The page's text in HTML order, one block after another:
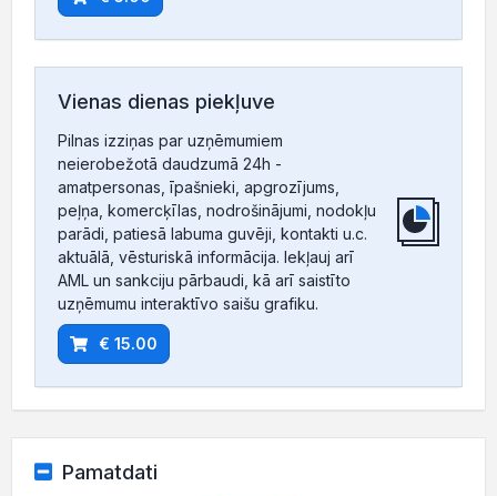
Vienas dienas piekļuve
Pilnas izziņas par uzņēmumiem
neierobežotā daudzumā 24h -
amatpersonas, īpašnieki, apgrozījums,
peļņa, komercķīlas, nodrošinājumi, nodokļu
parādi, patiesā labuma guvēji, kontakti u.c.
aktuālā, vēsturiskā informācija. Iekļauj arī
AML un sankciju pārbaudi, kā arī saistīto
uzņēmumu interaktīvo saišu grafiku.
€ 15.00
Pamatdati